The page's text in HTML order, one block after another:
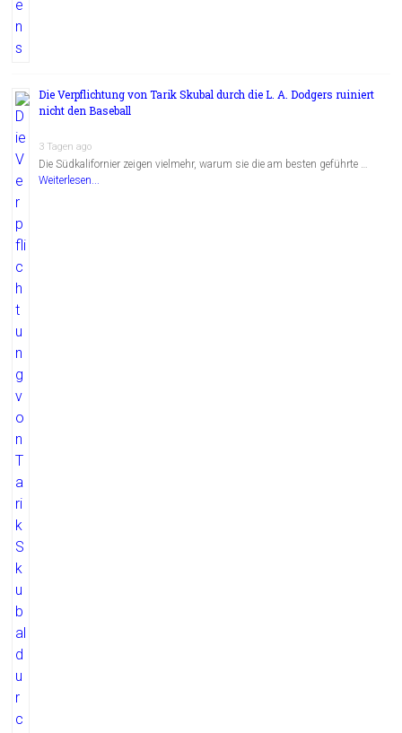
Die Verpflichtung von Tarik Skubal durch die L. A. Dodgers ruiniert
nicht den Baseball
3 Tagen ago
Die Südkalifornier zeigen vielmehr, warum sie die am besten geführte …
Weiterlesen...